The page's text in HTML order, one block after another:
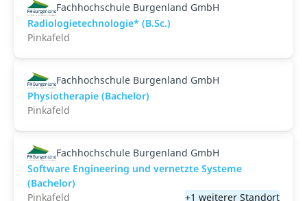
Fachhochschule Burgenland GmbH
Radiologietechnologie* (B.Sc.)
Pinkafeld
Fachhochschule Burgenland GmbH
Physiotherapie (Bachelor)
Pinkafeld
Fachhochschule Burgenland GmbH
Software Engineering und vernetzte Systeme
(Bachelor)
Pinkafeld
+1 weiterer Standort